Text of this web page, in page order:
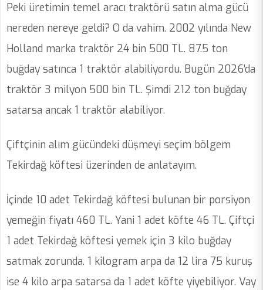
Peki üretimin temel aracı traktörü satın alma gücü
nereden nereye geldi? O da vahim. 2002 yılında New
Holland marka traktör 24 bin 500 TL. 87.5 ton
buğday satınca 1 traktör alabiliyordu. Bugün 2026’da
traktör 3 milyon 500 bin TL. Şimdi 212 ton buğday
satarsa ancak 1 traktör alabiliyor.
Çiftçinin alım gücündeki düşmeyi seçim bölgem
Tekirdağ köftesi üzerinden de anlatayım.
İçinde 10 adet Tekirdağ köftesi bulunan bir porsiyon
yemeğin fiyatı 460 TL. Yani 1 adet köfte 46 TL. Çiftçi
1 adet Tekirdağ köftesi yemek için 3 kilo buğday
satmak zorunda. 1 kilogram arpa da 12 lira 75 kuruş
ise 4 kilo arpa satarsa da 1 adet köfte yiyebiliyor. Vay